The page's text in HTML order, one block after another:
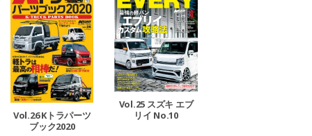
Vol.26 Kトラパーツ
ブック2020
Vol.25 スズキ エブ
リイ No.10